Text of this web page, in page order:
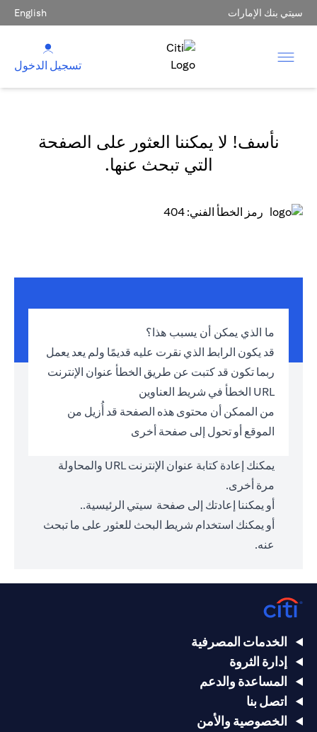
سيتي بنك الإمارات English
تسجيل الدخول
نأسف! لا يمكننا العثور على الصفحة
التي تبحث عنها.
رمز الخطأ الفني: 404
ما الذي يمكن أن يسبب هذا؟
قد يكون الرابط الذي نقرت عليه قديمًا ولم يعد يعمل
ربما تكون قد كتبت عن طريق الخطأ عنوان الإنترنت
URL الخطأ في شريط العناوين
من الممكن أن محتوى هذه الصفحة قد أُزيل من
الموقع أو تحول إلى صفحة أخرى
يمكنك إعادة كتابة عنوان الإنترنت URL والمحاولة
مرة أخرى.
أو يمكننا إعادتك إلى صفحة سيتي الرئيسية..
أو يمكنك استخدام شريط البحث للعثور على ما تبحث
عنه.
الخدمات المصرفية
إدارة الثروة
المساعدة والدعم
اتصل بنا
الخصوصية والأمن